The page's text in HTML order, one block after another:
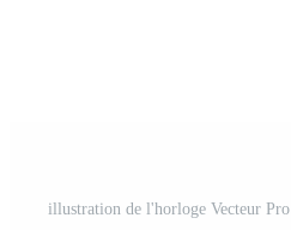
illustration de l'horloge Vecteur Pro